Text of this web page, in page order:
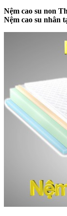
Nệm cao su non
Nệm cao su nhân